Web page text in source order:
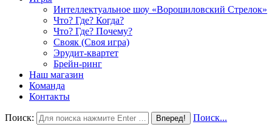
Интеллектуальное шоу «Ворошиловский Стрелок»
Что? Где? Когда?
Что? Где? Почему?
Свояк (Своя игра)
Эрудит-квартет
Брейн-ринг
Наш магазин
Команда
Контакты
Поиск: Поиск...